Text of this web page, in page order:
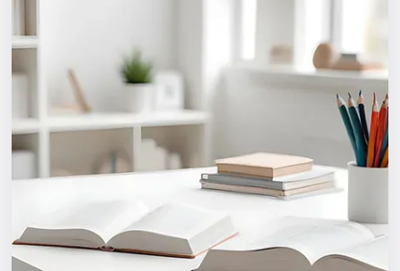
Спорт
События
Города
Артисты